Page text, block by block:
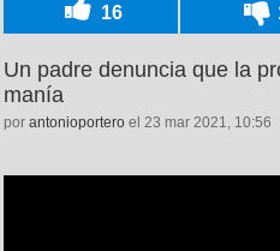
16
Un padre denuncia que la
manía
por antonioportero el 23 mar 2021, 10:56